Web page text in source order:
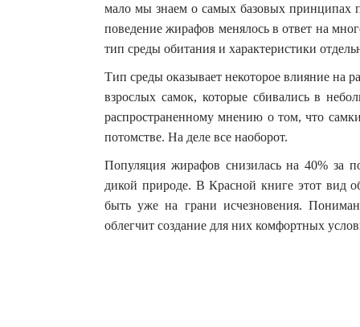
мало мы знаем о самых базовых принципах
поведение жирафов менялось в ответ на
тип среды обитания и характеристики
Тип среды оказывает некоторое влияние на
взрослых самок, которые сбивались в
распространенному мнению о том, что
потомстве. На деле все наоборот.
Популяция жирафов снизилась на 40% за
дикой природе. В Красной книге этот вид
быть уже на грани исчезновения.
облегчит создание для них комфортных